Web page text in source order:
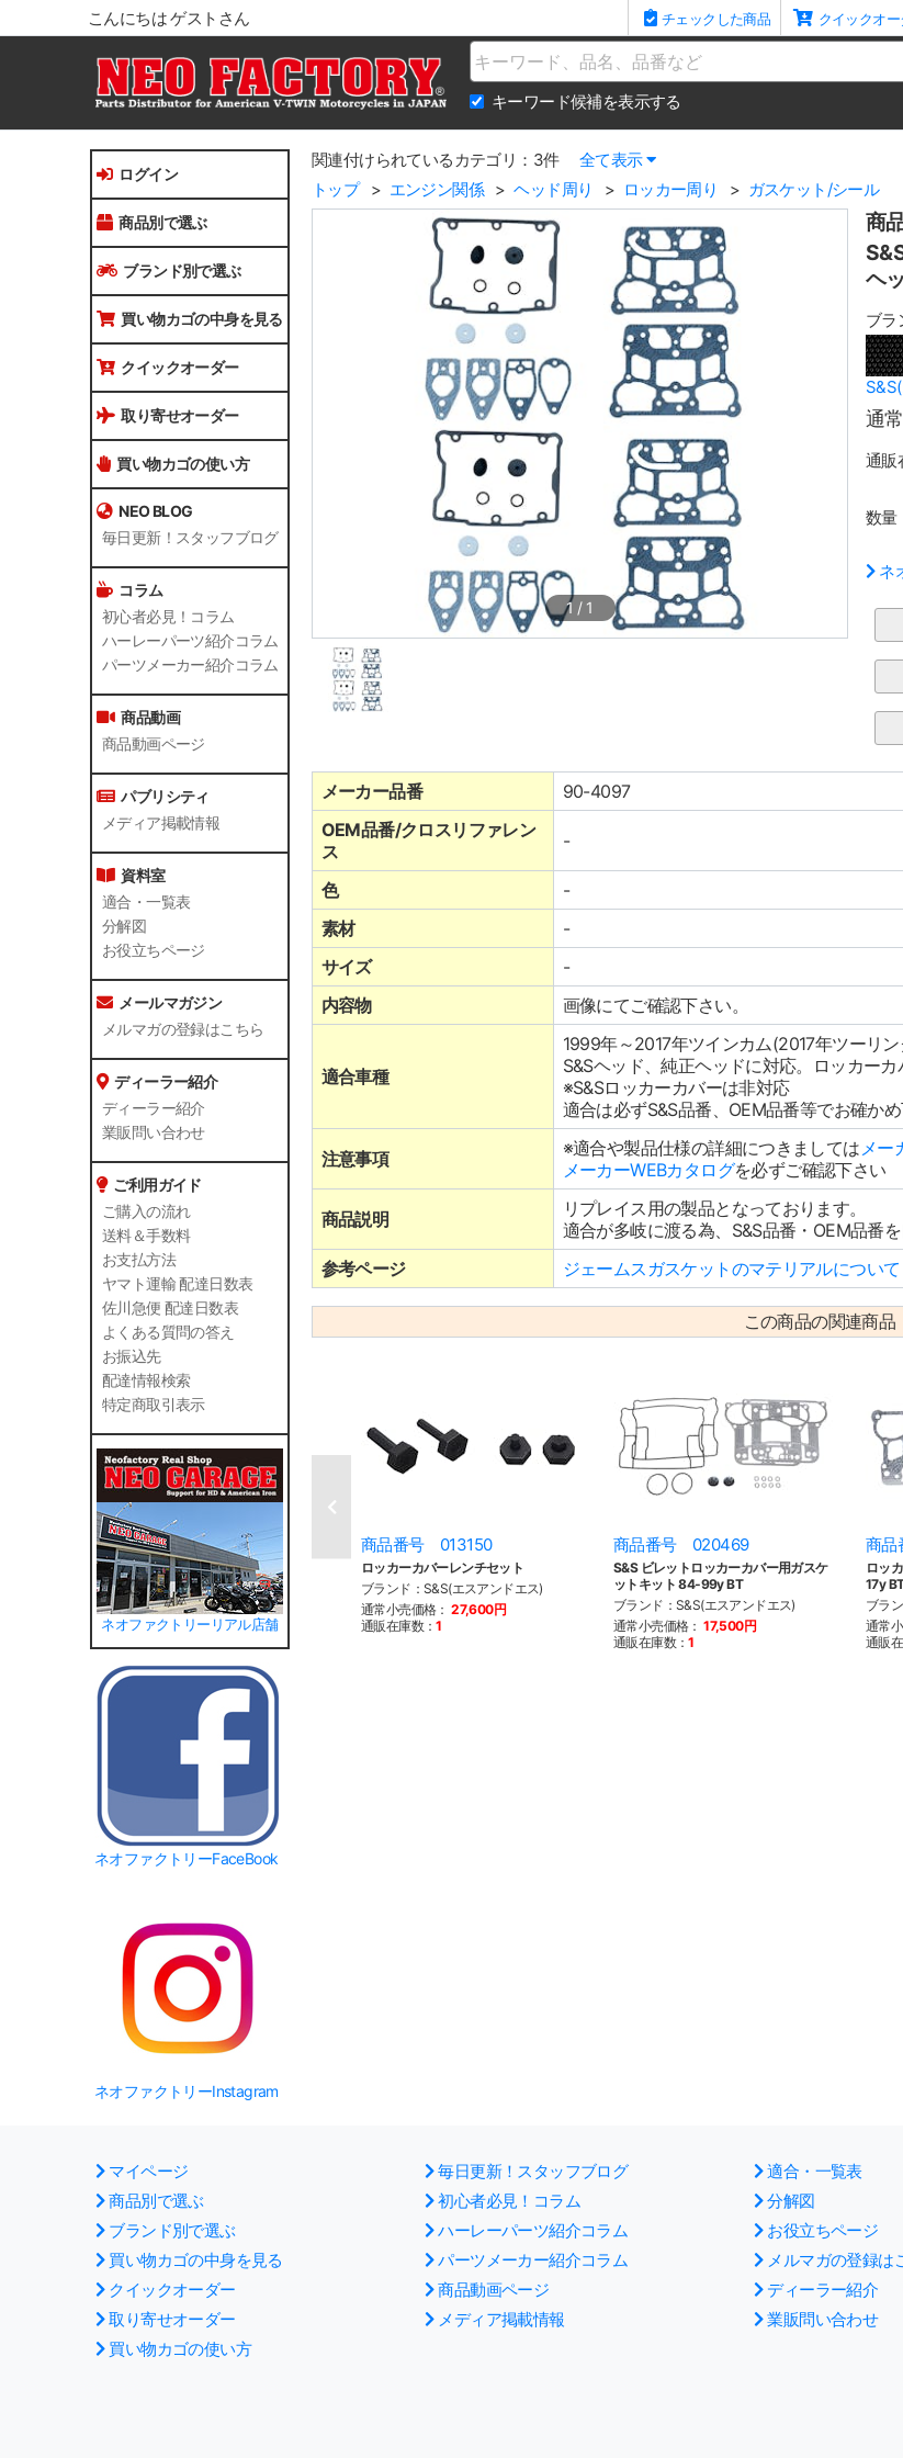
こんにちは ゲストさん チェックした商品 クイックオー
Name
キーワード候補を表示する
ログイン
商品別で選ぶ
ブランド別で選ぶ
買い物カゴの中身を見る
クイックオーダー
取り寄せオーダー
買い物カゴの使い方
NEO BLOG
毎日更新！スタッフブログ
コラム
初心者必見！コラム
ハーレーパーツ紹介コラム
パーツメーカー紹介コラム
商品動画
商品動画ページ
パブリシティ
メディア掲載情報
資料室
適合・一覧表
分解図
お役立ちページ
メールマガジン
メルマガの登録はこちら
ディーラー紹介
ディーラー紹介
業販問い合わせ
ご利用ガイド
ご購入の流れ
送料＆手数料
お支払方法
ヤマト運輸 配達日数表
佐川急便 配達日数表
よくある質問の答え
お振込先
配達情報検索
特定商取引表示
ネオファクトリーリアル店舗
ネオファクトリーFaceBook
ネオファクトリーInstagram
関連付けられているカテゴリ：3件
全て表示
トップ
エンジン関係 ヘッド周り ロッカー周り ガスケット/シール
1 / 1
商
ヘ
ブラ
通
通販
数量
ネ
メーカー品番
90-4097
OEM品番/クロスリファレン
ス
-
色
-
素材
-
サイズ
-
内容物
画像にてご確認下さい。
適合車種
1999年～2017年ツインカム(2017年ツーリ
S&Sヘッド、純正ヘッドに対応。ロッカーカ
※S&Sロッカーカバーは非対応
適合は必ずS&S品番、OEM品番等でお確かめ
注意事項 ※適合や製品仕様の詳細につきましてはメー
メーカーWEBカタログを必ずご確認下さい
商品説明
リプレイス用の製品となっております。
適合が多岐に渡る為、S&S品番・OEM品番
参考ページ
ジェームスガスケットのマテリアルについて
この商品の関連商品
商品番号 013150
ロッカーカバーレンチセット
ブランド：S&S(エスアンドエス)
通常小売価格： 27,600円
通販在庫数：1
商品番号 020469
S&S ビレットロッカーカバー用ガスケ
ットキット 84-99y BT
ブランド：S&S(エスアンドエス)
通常小売価格： 17,500円
通販在庫数：1
商
ロッ
17y
ブラ
通常
通販
マイページ
商品別で選ぶ
ブランド別で選ぶ
買い物カゴの中身を見る
クイックオーダー
取り寄せオーダー
買い物カゴの使い方
毎日更新！スタッフブログ
初心者必見！コラム
ハーレーパーツ紹介コラム
パーツメーカー紹介コラム
商品動画ページ
メディア掲載情報
適合・一覧表
分解図
お役立ちページ
メルマガの登録は
ディーラー紹介
業販問い合わせ